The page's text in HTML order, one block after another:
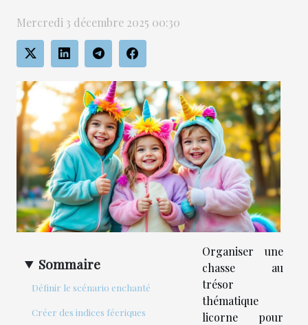
Mercredi 3 décembre 2025 00:30
Sommaire
Définir le scénario enchanté
Créer des indices féeriques
Organiser une
chasse au
trésor
thématique
licorne pour